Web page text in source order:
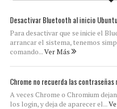
Desactivar Bluetooth al inicio
Para desactivar que se inicie el
arrancar el sistema, tenemos
comando...Ver Más
Chrome no recuerda las contraseñas
A veces Chrome o Chromium
los login, y deja de aparecer el...